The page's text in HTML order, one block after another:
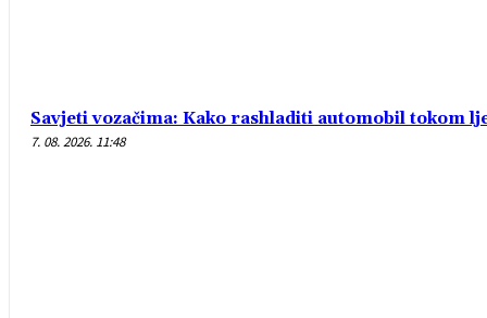
Savjeti vozačima: Kako rashladiti automobil tokom
7. 08. 2026. 11:48